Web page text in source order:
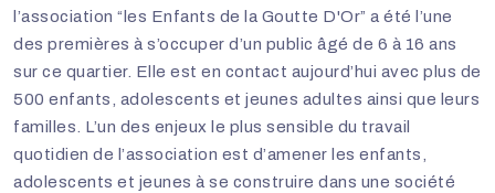
l’association “les Enfants de la Goutte D'Or” a été l’une
des premières à s’occuper d’un public âgé de 6 à 16 ans
sur ce quartier. Elle est en contact aujourd’hui avec plus de
500 enfants, adolescents et jeunes adultes ainsi que leurs
familles. L’un des enjeux le plus sensible du travail
quotidien de l’association est d’amener les enfants,
adolescents et jeunes à se construire dans une société